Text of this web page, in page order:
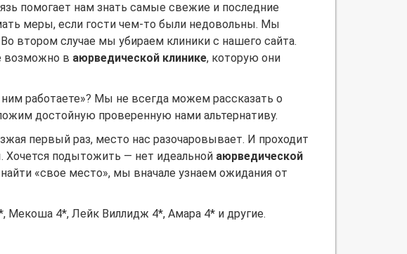
помогает нам знать самые свежие и последние
меры, если гости чем-то были недовольны. Мы
втором случае мы убираем клиники с нашего сайта.
возможно в аюрведической клинике, которую они
работаете»? Мы не всегда можем рассказать о
достойную проверенную нами альтернативу.
первый раз, место нас разочаровывает. И проходит
Хочется подытожить — нет идеальной аюрведической
«свое место», мы вначале узнаем ожидания от
Мекоша 4*, Лейк Виллидж 4*, Амара 4* и другие.